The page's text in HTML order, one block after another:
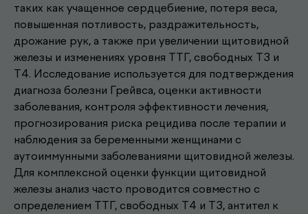
таких как учащенное сердцебиение, потеря веса,
повышенная потливость, раздражительность,
дрожание рук, а также при увеличении щитовидной
железы и изменениях уровня ТТГ, свободных Т3 и
Т4. Исследование используется для подтверждения
диагноза болезни Грейвса, оценки активности
заболевания, контроля эффективности лечения,
прогнозирования риска рецидива после терапии и
наблюдения за беременными женщинами с
аутоиммунными заболеваниями щитовидной железы.
Для комплексной оценки функции щитовидной
железы анализ часто проводится совместно с
определением ТТГ, свободных Т4 и Т3, антител к